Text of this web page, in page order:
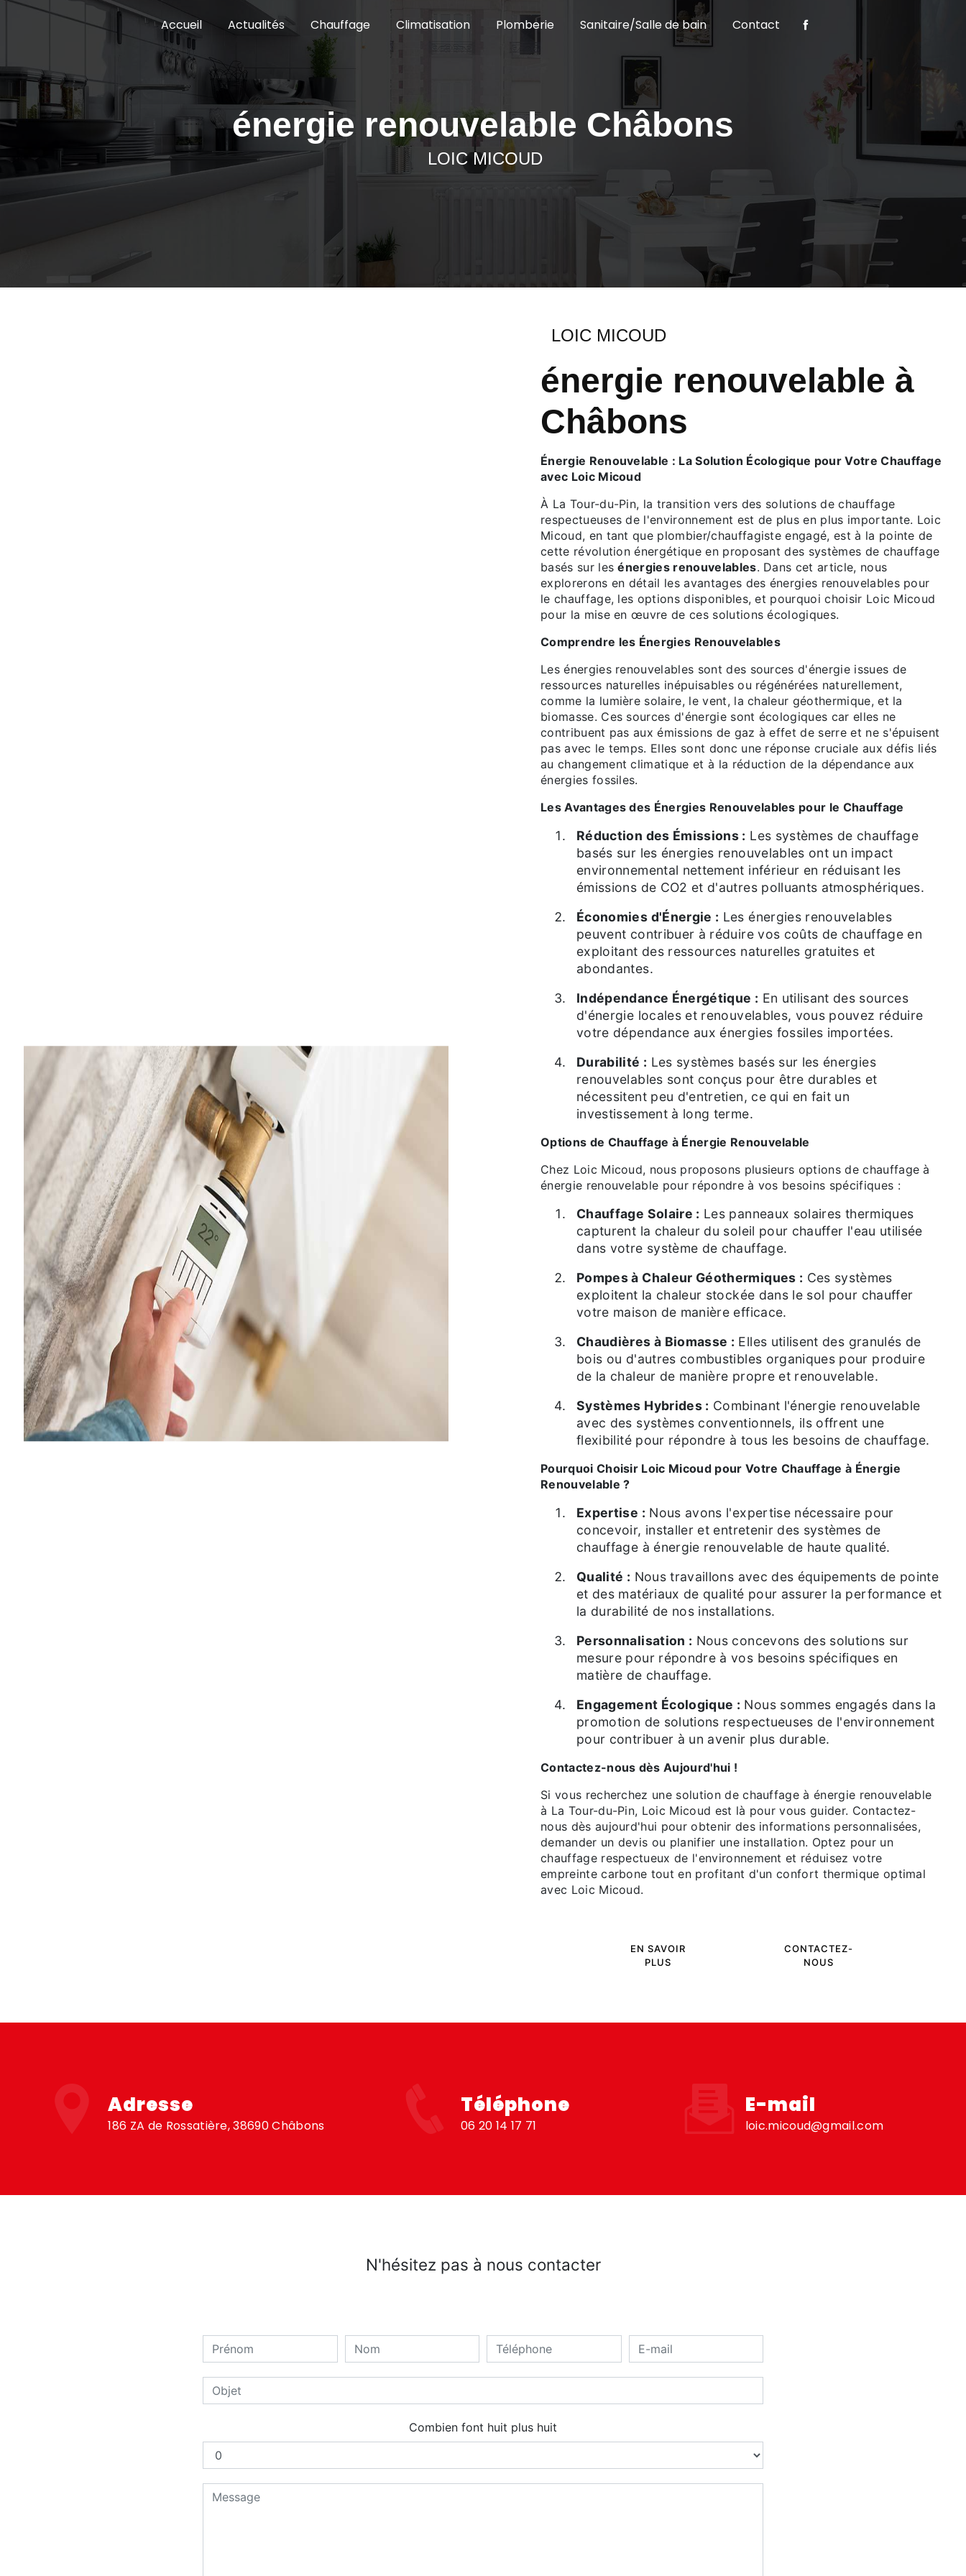
Accueil Actualités Chauffage Climatisation Plomberie Sanitaire/Salle de bain Contact
énergie renouvelable Châbons
LOIC MICOUD
LOIC MICOUD
énergie renouvelable à
Châbons
Énergie Renouvelable : La Solution Écologique pour Votre Chauffage
avec Loic Micoud
À La Tour-du-Pin, la transition vers des solutions de chauffage
respectueuses de l'environnement est de plus en plus importante. Loic
Micoud, en tant que plombier/chauffagiste engagé, est à la pointe de
cette révolution énergétique en proposant des systèmes de chauffage
basés sur lesénergies renouvelables. Dans cet article, nous
explorerons en détail les avantages des énergies renouvelables pour
le chauffage, les options disponibles, et pourquoi choisir Loic Micoud
pour la mise en œuvre de ces solutions écologiques.
Comprendre les Énergies Renouvelables
Les énergies renouvelables sont des sources d'énergie issues de
ressources naturelles inépuisables ou régénérées naturellement,
comme la lumière solaire, le vent, la chaleur géothermique, et la
biomasse. Ces sources d'énergie sont écologiques car elles ne
contribuent pas aux émissions de gaz à effet de serre et ne s'épuisent
pas avec le temps. Elles sont donc une réponse cruciale aux défis liés
au changement climatique et à la réduction de la dépendance aux
énergies fossiles.
Les Avantages des Énergies Renouvelables pour le Chauffage
Réduction des Émissions : Les systèmes de chauffage
basés sur les énergies renouvelables ont un impact
environnemental nettement inférieur en réduisant les
émissions de CO2 et d'autres polluants atmosphériques.
Économies d'Énergie : Les énergies renouvelables
peuvent contribuer à réduire vos coûts de chauffage en
exploitant des ressources naturelles gratuites et
abondantes.
Indépendance Énergétique : En utilisant des sources
d'énergie locales et renouvelables, vous pouvez réduire
votre dépendance aux énergies fossiles importées.
Durabilité : Les systèmes basés sur les énergies
renouvelables sont conçus pour être durables et
nécessitent peu d'entretien, ce qui en fait un
investissement à long terme.
Options de Chauffage à Énergie Renouvelable
Chez Loic Micoud, nous proposons plusieurs options de chauffage à
énergie renouvelable pour répondre à vos besoins spécifiques :
Chauffage Solaire : Les panneaux solaires thermiques
capturent la chaleur du soleil pour chauffer l'eau utilisée
dans votre système de chauffage.
Pompes à Chaleur Géothermiques : Ces systèmes
exploitent la chaleur stockée dans le sol pour chauffer
votre maison de manière efficace.
Chaudières à Biomasse : Elles utilisent des granulés de
bois ou d'autres combustibles organiques pour produire
de la chaleur de manière propre et renouvelable.
Systèmes Hybrides : Combinant l'énergie renouvelable
avec des systèmes conventionnels, ils offrent une
flexibilité pour répondre à tous les besoins de chauffage.
Pourquoi Choisir Loic Micoud pour Votre Chauffage à Énergie
Renouvelable ?
Expertise : Nous avons l'expertise nécessaire pour
concevoir, installer et entretenir des systèmes de
chauffage à énergie renouvelable de haute qualité.
Qualité : Nous travaillons avec des équipements de pointe
et des matériaux de qualité pour assurer la performance et
la durabilité de nos installations.
Personnalisation : Nous concevons des solutions sur
mesure pour répondre à vos besoins spécifiques en
matière de chauffage.
Engagement Écologique : Nous sommes engagés dans la
promotion de solutions respectueuses de l'environnement
pour contribuer à un avenir plus durable.
Contactez-nous dès Aujourd'hui !
Si vous recherchez une solution de chauffage à énergie renouvelable
à La Tour-du-Pin, Loic Micoud est là pour vous guider. Contactez-
nous dès aujourd'hui pour obtenir des informations personnalisées,
demander un devis ou planifier une installation. Optez pour un
chauffage respectueux de l'environnement et réduisez votre
empreinte carbone tout en profitant d'un confort thermique optimal
avec Loic Micoud.
EN SAVOIR
PLUS
CONTACTEZ-
NOUS
Adresse
186 ZA de Rossatière, 38690 Châbons
Téléphone
06 20 14 17 71
E-mail
loic.micoud@gmail.com
N'hésitez pas à nous contacter
Combien font huit plus huit
Panneau de gestion des cookies